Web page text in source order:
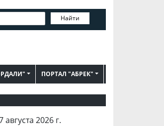
Найти
ПОРТАЛ "АБРЕК"
августа 2026 г.